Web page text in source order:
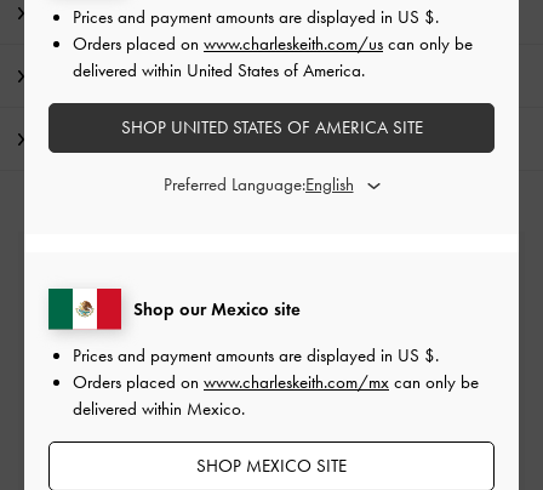
Detalles de los artículos e instrucciones de cuidado
Promociones
Envío y Devoluciones
En todos los pedidos con gasto mínimo*
Devoluciones fáciles
Dentro de los 30 días posteriores al pedido
Cuando crees una cuenta
Shop our Mexico site
Prices and payment amounts are displayed in US $.
Orders placed on www.charleskeith.com/mx can only be
delivered within Mexico.
SHOP MEXICO SITE
Prices and payment amounts are displayed in US $.
Orders placed on www.charleskeith.com/us can only be
delivered within United States of America.
SHOP UNITED STATES OF AMERICA SITE
Preferred Language: